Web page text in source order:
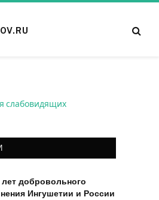
слабовидящих
лет добровольного
Ингушетии и России